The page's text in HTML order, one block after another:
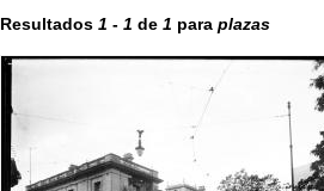
Resultados 1 - 1 de 1 para plazas